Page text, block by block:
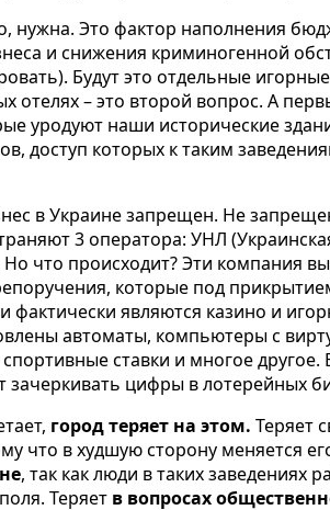
нужна. Это фактор наполнения
и снижения криминогенной
Будут это отдельные
отелях – это второй вопрос. А
уродуют наши исторические
доступ которых к таким
в Украине запрещен. Не
3 оператора: УНЛ
что происходит? Эти компания
, которые под
фактически являются казино и
автоматы, компьютеры с
ставки и многое другое.
зачеркивать цифры в лотерейных
город теряет на этом. Теряет
что в худшую сторону меняется
, так как люди в таких заведениях
Теряет в вопросах